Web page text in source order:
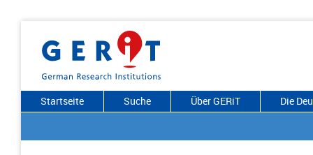
Startseite Suche Über GERiT Die